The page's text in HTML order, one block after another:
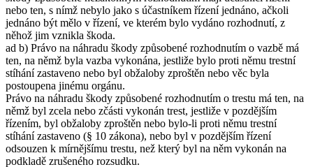
nebo ten, s nímž nebylo jako s účastníkem řízení jednáno, ačkoli
jednáno být mělo v řízení, ve kterém bylo vydáno rozhodnutí, z
něhož jim vznikla škoda.
ad b) Právo na náhradu škody způsobené rozhodnutím o vazbě má
ten, na němž byla vazba vykonána, jestliže bylo proti němu trestní
stíhání zastaveno nebo byl obžaloby zproštěn nebo věc byla
postoupena jinému orgánu.
Právo na náhradu škody způsobené rozhodnutím o trestu má ten, na
němž byl zcela nebo zčásti vykonán trest, jestliže v pozdějším
řízením, byl obžaloby zproštěn nebo bylo-li proti němu trestní
stíhání zastaveno (§ 10 zákona), nebo byl v pozdějším řízení
odsouzen k mírnějšímu trestu, než který byl na něm vykonán na
podkladě zrušeného rozsudku.